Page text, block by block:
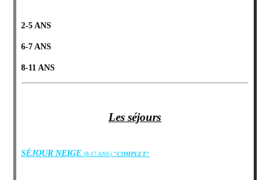
2-5 ANS
6-7 ANS
8-11 ANS
Les séjours
SÉJOUR NEIGE (8-17 ANS) "COMPLET"